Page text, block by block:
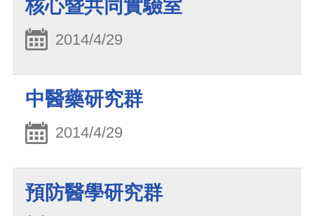
核心暨共同實驗室
2014/4/29
中醫藥研究群
2014/4/29
預防醫學研究群